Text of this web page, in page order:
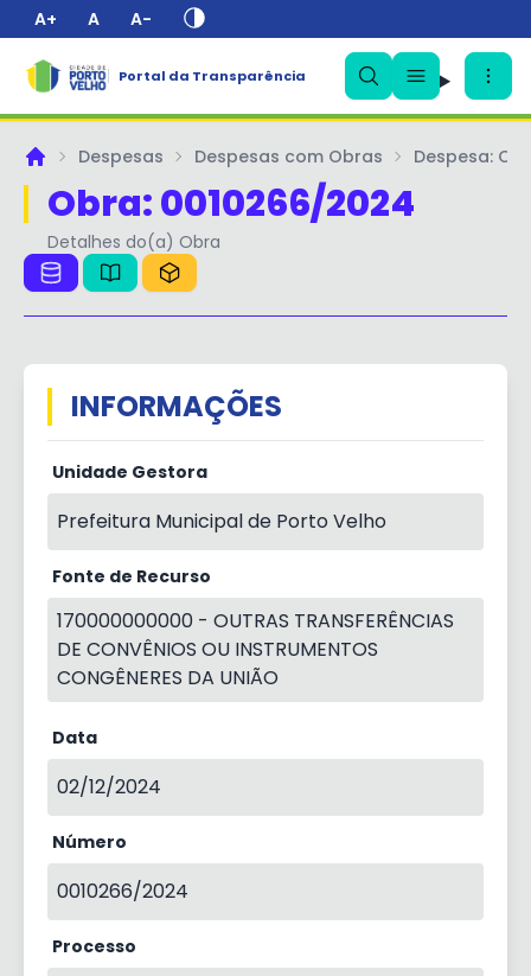
A+ A A-
Portal da Transparência
PrincipalDespesas Despesas com Obras Despesa:
Obra: 0010266/2024
Detalhes do(a) Obra
INFORMAÇÕES
Unidade Gestora
Prefeitura Municipal de Porto Velho
Fonte de Recurso
170000000000 - OUTRAS TRANSFERÊNCIAS
DE CONVÊNIOS OU INSTRUMENTOS
CONGÊNERES DA UNIÃO
Data
02/12/2024
Número
0010266/2024
Processo
✕